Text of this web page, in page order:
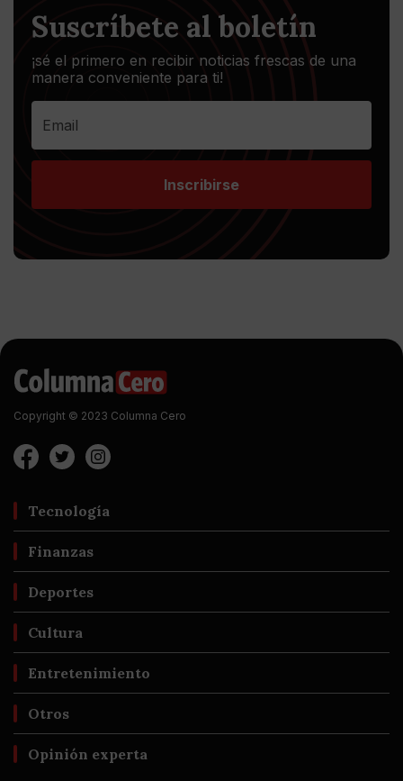
Suscríbete al boletín
¡sé el primero en recibir noticias frescas de una
manera conveniente para ti!
Inscribirse
Copyright © 2023 Columna Cero
Tecnología
Finanzas
Deportes
Cultura
Entretenimiento
Otros
Opinión experta